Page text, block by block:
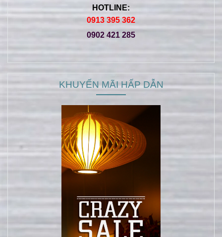
HOTLINE:
0913 395 362
0902 421 285
KHUYẾN MÃI HẤP DẪN